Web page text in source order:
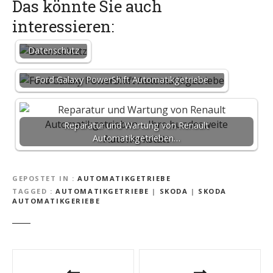
Das könnte Sie auch
interessieren:
Datenschutz
Ford Galaxy PowerShift Automatikgetriebe
Reparatur und Wartung von Renault
Automatikgetrieben…
GEPOSTET IN
AUTOMATIKGETRIEBE
TAGGED
AUTOMATIKGETRIEBE | SKODA | SKODA
AUTOMATIKGERIEBE